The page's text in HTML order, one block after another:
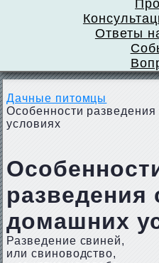
Ответы
Дачные питомцы
Особенности
условиях
разведения
домашних
Разведение свиней,
или свиноводство,